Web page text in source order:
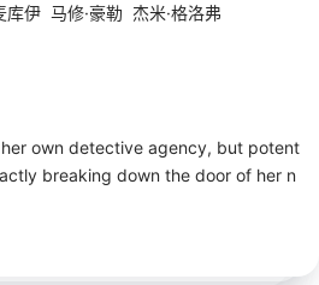
库伊 马修·豪勒 杰米·格洛弗
own detective agency, but potent
breaking down the door of her n